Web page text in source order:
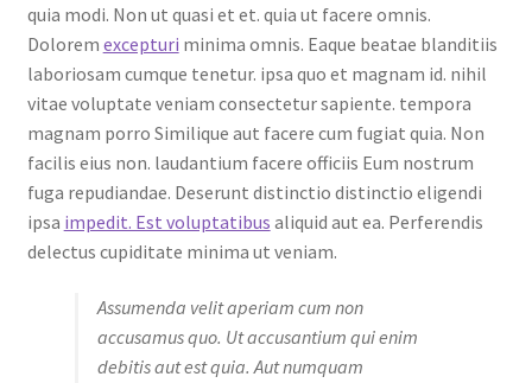
quia modi. Non ut quasi et et. quia ut facere omnis.
Dolorem excepturi minima omnis. Eaque beatae blanditiis
laboriosam cumque tenetur. ipsa quo et magnam id. nihil
vitae voluptate veniam consectetur sapiente. tempora
magnam porro Similique aut facere cum fugiat quia. Non
facilis eius non. laudantium facere officiis Eum nostrum
fuga repudiandae. Deserunt distinctio distinctio eligendi
ipsa impedit. Est voluptatibus aliquid aut ea. Perferendis
delectus cupiditate minima ut veniam.
Assumenda velit aperiam cum non
accusamus quo. Ut accusantium qui enim
debitis aut est quia. Aut numquam